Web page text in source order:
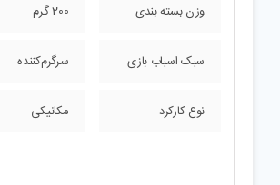
وزن بسته بندی 200 گرم
سبک اسباب بازی سرگرم‌کننده
نوع کارکرد مکانیکی